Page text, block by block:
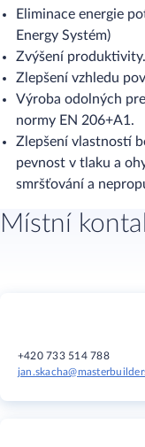
Eliminace energie
Energy Systém)
Zvýšení produktivity.
Zlepšení vzhledu
Výroba odolných
normy EN 206+A1.
Zlepšení vlastností
pevnost v tlaku a
smršťování a
Místní
+420 733 514 788